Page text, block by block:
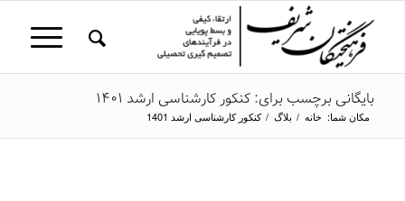
بایگانی برچسب برای: کنکور کارشناسی ارشد 1401
مکان شما: خانه / بلاگ / کنکور کارشناسی ارشد 1401